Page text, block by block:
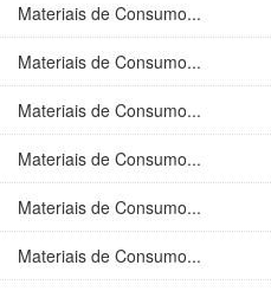
Materiais de Consumo...
Materiais de Consumo...
Materiais de Consumo...
Materiais de Consumo...
Materiais de Consumo...
Materiais de Consumo...